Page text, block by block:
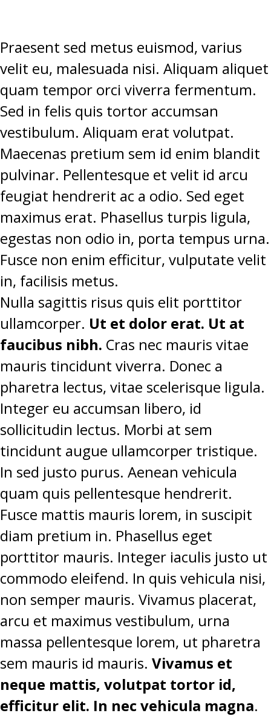
Praesent sed metus euismod, varius
velit eu, malesuada nisi. Aliquam aliquet
quam tempor orci viverra fermentum.
Sed in felis quis tortor accumsan
vestibulum. Aliquam erat volutpat.
Maecenas pretium sem id enim blandit
pulvinar. Pellentesque et velit id arcu
feugiat hendrerit ac a odio. Sed eget
maximus erat. Phasellus turpis ligula,
egestas non odio in, porta tempus urna.
Fusce non enim efficitur, vulputate velit
in, facilisis metus.
Nulla sagittis risus quis elit porttitor
ullamcorper. Ut et dolor erat. Ut at
faucibus nibh. Cras nec mauris vitae
mauris tincidunt viverra. Donec a
pharetra lectus, vitae scelerisque ligula.
Integer eu accumsan libero, id
sollicitudin lectus. Morbi at sem
tincidunt augue ullamcorper tristique.
In sed justo purus. Aenean vehicula
quam quis pellentesque hendrerit.
Fusce mattis mauris lorem, in suscipit
diam pretium in. Phasellus eget
porttitor mauris. Integer iaculis justo ut
commodo eleifend. In quis vehicula nisi,
non semper mauris. Vivamus placerat,
arcu et maximus vestibulum, urna
massa pellentesque lorem, ut pharetra
sem mauris id mauris. Vivamus et
neque mattis, volutpat tortor id,
efficitur elit. In nec vehicula magna.